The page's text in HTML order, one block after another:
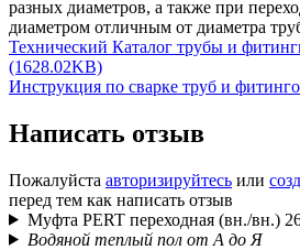
разных диаметров, а также при
диаметром отличным от диаметра
Технический Каталог трубы и
(1628.02KB)
Инструкция по сварке труб и
Написать отзыв
Пожалуйста авторизируйтесь или
перед тем как написать отзыв
Муфта PERT переходная (вн./вн.)
Водяной теплый пол от А до Я